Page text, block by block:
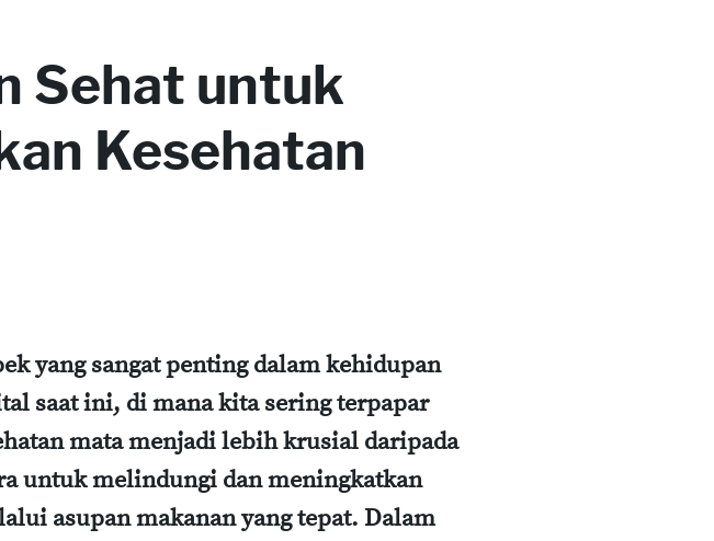
Sehat untuk
Kesehatan
yang sangat penting dalam kehidupan
saat ini, di mana kita sering terpapar
mata menjadi lebih krusial daripada
untuk melindungi dan meningkatkan
asupan makanan yang tepat. Dalam